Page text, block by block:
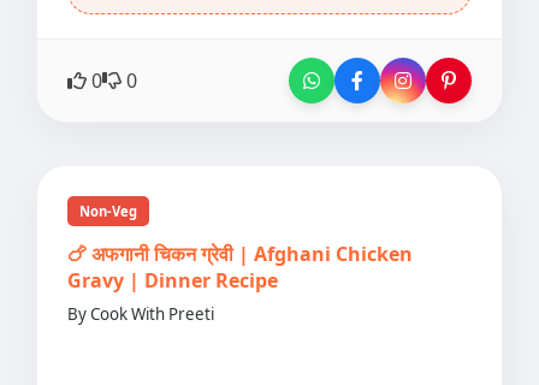
0 0
Non-Veg
🍗 अफगानी चिकन ग्रेवी | Afghani Chicken
Gravy | Dinner Recipe
By Cook With Preeti